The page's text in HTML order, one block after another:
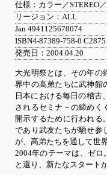
仕様：カラー／STEREO
リージョン：ALL
Jan 4941125670074
ISBN4-87389-758-0
発売日：2004.04.20
大光明祭とは、その年の
界中の高弟たちに武神館
日本における毎日の稽古
されるセミナ－の締めく
開示するために行われる
であり武友たちが馳せ参
が、高弟たちを通して世
2004年のテーマは、ゼ
と還り、新たなスタート